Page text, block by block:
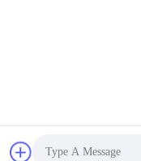
গোপনীয়তা নীতি |চীন ভালো মানের